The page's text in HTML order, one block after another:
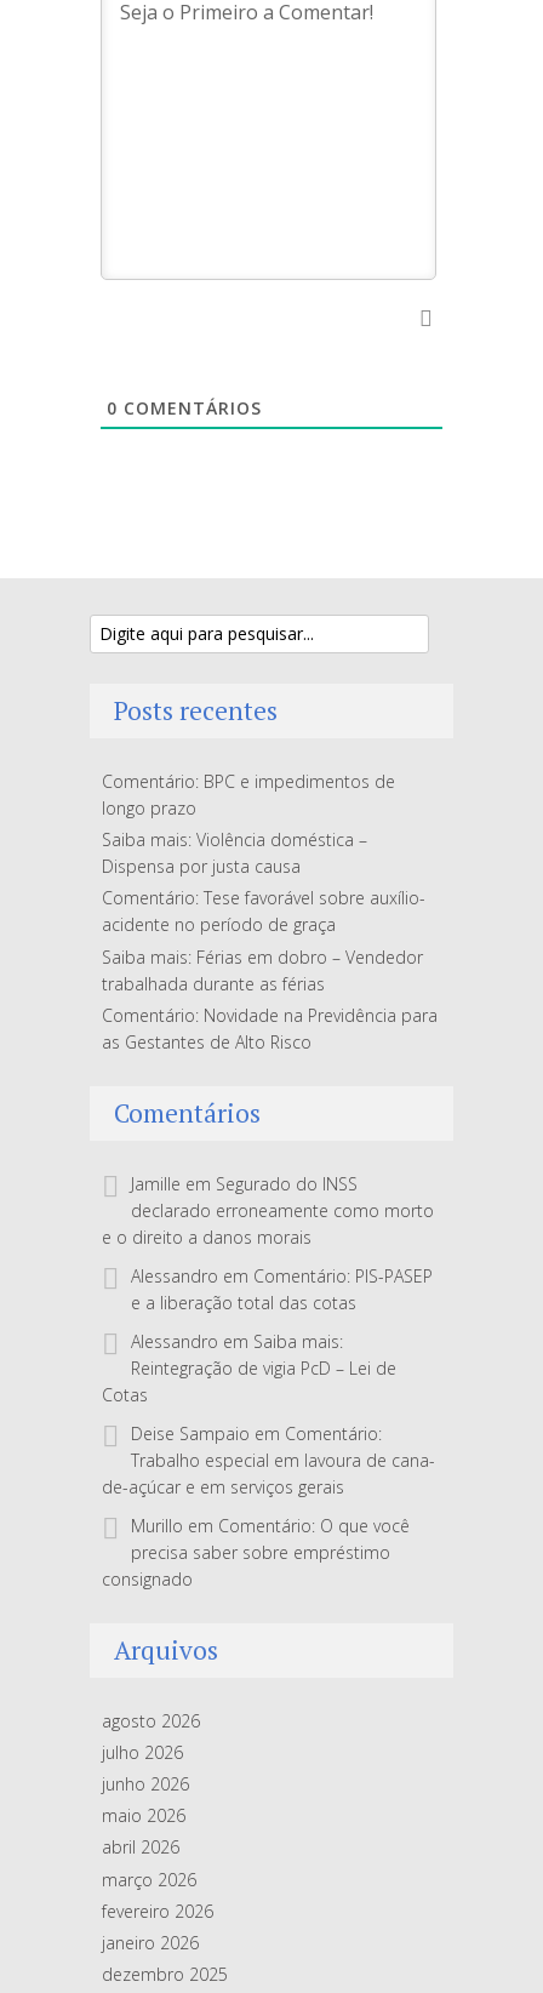
0 COMENTÁRIOS
Posts recentes
Comentário: BPC e impedimentos de
longo prazo
Saiba mais: Violência doméstica –
Dispensa por justa causa
Comentário: Tese favorável sobre auxílio-
acidente no período de graça
Saiba mais: Férias em dobro – Vendedor
trabalhada durante as férias
Comentário: Novidade na Previdência para
as Gestantes de Alto Risco
Comentários
Jamille em Segurado do INSS
declarado erroneamente como morto
e o direito a danos morais
Alessandro em Comentário: PIS-PASEP
e a liberação total das cotas
Alessandro em Saiba mais:
Reintegração de vigia PcD – Lei de
Cotas
Deise Sampaio em Comentário:
Trabalho especial em lavoura de cana-
de-açúcar e em serviços gerais
Murillo em Comentário: O que você
precisa saber sobre empréstimo
consignado
Arquivos
agosto 2026
julho 2026
junho 2026
maio 2026
abril 2026
março 2026
fevereiro 2026
janeiro 2026
dezembro 2025